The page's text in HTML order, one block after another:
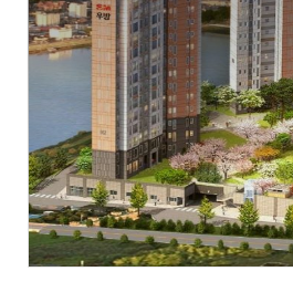
현장 경기도 안성시 공도읍
시행 우방산업(주), 태길종
우방산업(주), 태길종
세대수 948세대
분양문의 1533-3830
자세히